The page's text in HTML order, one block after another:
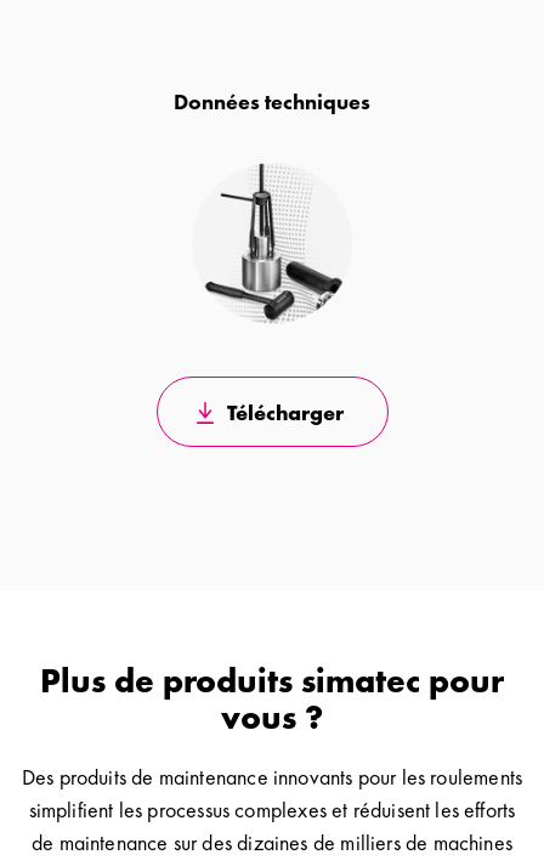
Données techniques
Télécharger
Plus de produits simatec pour
vous ?
Des produits de maintenance innovants pour les roulements
simplifient les processus complexes et réduisent les efforts
de maintenance sur des dizaines de milliers de machines